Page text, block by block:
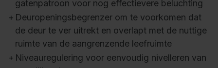
gatenpatroon voor nog effectievere beluchting
+ Deuropeningsbegrenzer om te voorkomen dat
de deur te ver uitrekt en overlapt met de nuttige
ruimte van de aangrenzende leefruimte
+ Niveauregulering voor eenvoudig nivelleren van